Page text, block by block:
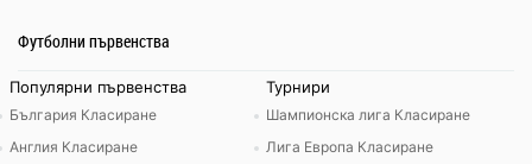
Футболни първенства
Популярни първенства
България Класиране
Англия Класиране
Турнири
Шампионска лига Класиране
Лига Европа Класиране